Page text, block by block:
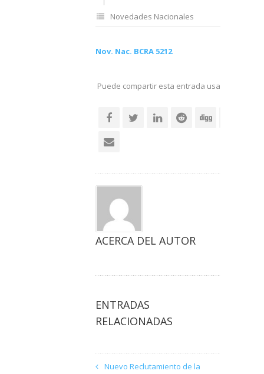
Novedades Nacionales
Nov. Nac. BCRA 5212
Puede compartir esta entrada usando sus
ACERCA DEL AUTOR
ENTRADAS
RELACIONADAS
Nuevo Reclutamiento de la